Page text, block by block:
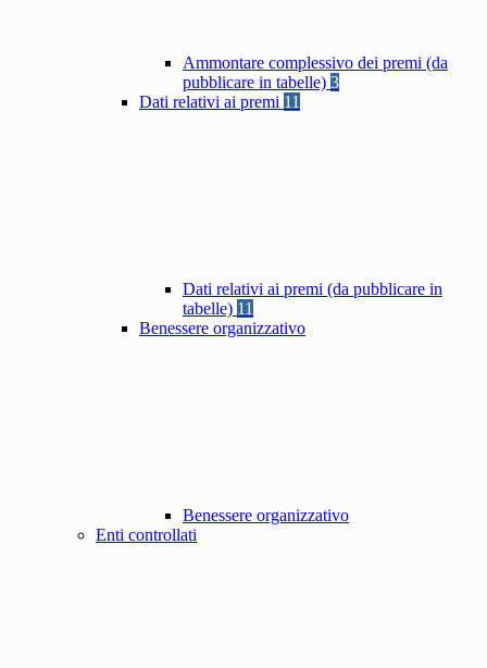
Ammontare complessivo dei premi (da
pubblicare in tabelle) 3
Dati relativi ai premi 11
Dati relativi ai premi (da pubblicare in
tabelle) 11
Benessere organizzativo
Benessere organizzativo
Enti controllati